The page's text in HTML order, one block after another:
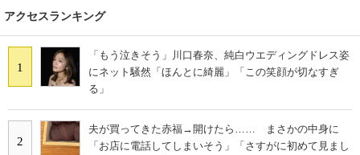
アクセスランキング
1
「もう泣きそう」川口春奈、純白ウエディングドレス姿
にネット騒然「ほんとに綺麗」「この笑顔が切なすぎ
る」
2
夫が買ってきた赤福→開けたら…… まさかの中身に
「お店に電話してしまいそう」「さすがに初めて見まし